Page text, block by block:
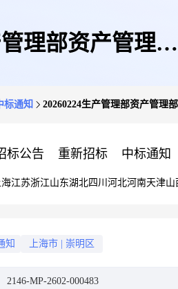
理部资产管理部
标通知 20260224生产管理部资产管理
标公告 重新招标 中标通知
海江苏浙江山东湖北四川 河北河南天津山
知 上海市 崇明区
2146-MP-2602-000483